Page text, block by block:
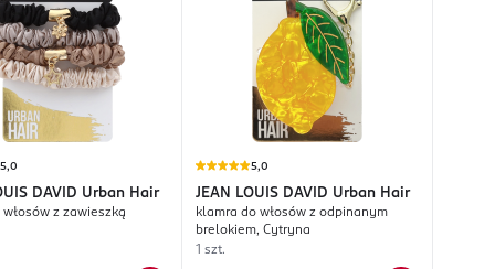
5,0
DAVID Urban Hair
z zawieszką
5,0
JEAN LOUIS DAVID Urban Hair
klamra do włosów z odpinanym
brelokiem, Cytryna
1 szt.